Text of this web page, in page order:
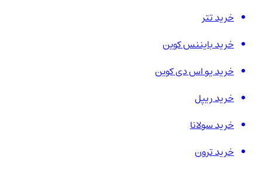
خرید تتر
خرید بایننس کوین
خرید یو اس دی کوین
خرید ریپل
خرید سولانا
خرید ترون